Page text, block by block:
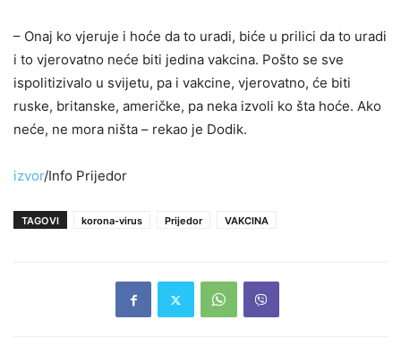
– Onaj ko vjeruje i hoće da to uradi, biće u prilici da to uradi
i to vjerovatno neće biti jedina vakcina. Pošto se sve
ispolitizivalo u svijetu, pa i vakcine, vjerovatno, će biti
ruske, britanske, američke, pa neka izvoli ko šta hoće. Ako
neće, ne mora ništa – rekao je Dodik.
izvor/Info Prijedor
TAGOVI korona-virus Prijedor VAKCINA